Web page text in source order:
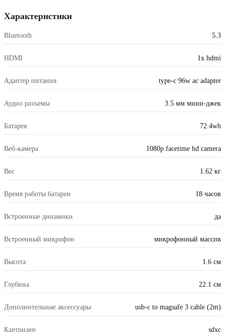
Характеристики
Bluetooth 5.3
HDMI 1x hdmi
Адаптер питания type-c 96w ac adapter
Аудио разъемы 3.5 мм мини-джек
Батарея 72.4wh
Веб-камера 1080p facetime hd camera
Вес 1.62 кг
Время работы батареи 18 часов
Встроенные динамики да
Встроенный микрофон микрофонный массив
Высота 1.6 см
Глубина 22.1 см
Дополнительные аксессуары usb-c to magsafe 3 cable (2m)
Картридер sdxc